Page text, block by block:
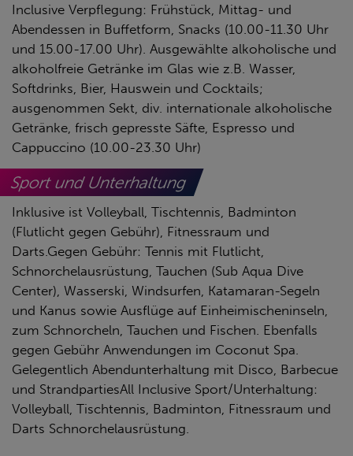
Inclusive Verpflegung: Frühstück, Mittag- und
Abendessen in Buffetform, Snacks (10.00-11.30 Uhr
und 15.00-17.00 Uhr). Ausgewählte alkoholische und
alkoholfreie Getränke im Glas wie z.B. Wasser,
Softdrinks, Bier, Hauswein und Cocktails;
ausgenommen Sekt, div. internationale alkoholische
Getränke, frisch gepresste Säfte, Espresso und
Cappuccino (10.00-23.30 Uhr)
Sport und Unterhaltung
Inklusive ist Volleyball, Tischtennis, Badminton
(Flutlicht gegen Gebühr), Fitnessraum und
Darts.Gegen Gebühr: Tennis mit Flutlicht,
Schnorchelausrüstung, Tauchen (Sub Aqua Dive
Center), Wasserski, Windsurfen, Katamaran-Segeln
und Kanus sowie Ausflüge auf Einheimischeninseln,
zum Schnorcheln, Tauchen und Fischen. Ebenfalls
gegen Gebühr Anwendungen im Coconut Spa.
Gelegentlich Abendunterhaltung mit Disco, Barbecue
und StrandpartiesAll Inclusive Sport/Unterhaltung:
Volleyball, Tischtennis, Badminton, Fitnessraum und
Darts Schnorchelausrüstung.